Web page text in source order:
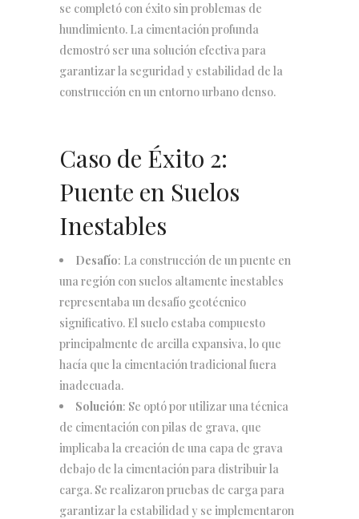
se completó con éxito sin problemas de
hundimiento. La cimentación profunda
demostró ser una solución efectiva para
garantizar la seguridad y estabilidad de la
construcción en un entorno urbano denso.
Caso de Éxito 2:
Puente en Suelos
Inestables
Desafío: La construcción de un puente en
una región con suelos altamente inestables
representaba un desafío geotécnico
significativo. El suelo estaba compuesto
principalmente de arcilla expansiva, lo que
hacía que la cimentación tradicional fuera
inadecuada.
Solución: Se optó por utilizar una técnica
de cimentación con pilas de grava, que
implicaba la creación de una capa de grava
debajo de la cimentación para distribuir la
carga. Se realizaron pruebas de carga para
garantizar la estabilidad y se implementaron